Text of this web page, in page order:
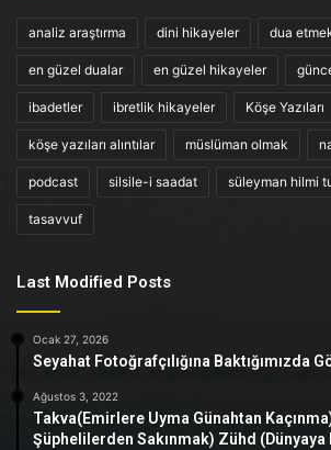
analiz araştırma dini hikayeler dua
en güzel dualar en güzel hikayeler
ibadetler ibretlik hikayeler Köşe Yazıları
köşe yazıları alıntılar müslüman olmak
podcast silsile-i saadat süleyman hilmi
tasavvuf
Last Modified Posts
Ocak 27, 2026
Seyahat Fotoğrafçılığına Baktığımızda
Ağustos 3, 2022
Takva(Emirlere Uyma Günahtan
Şüphelilerden Sakınmak) Zühd (Dünyaya